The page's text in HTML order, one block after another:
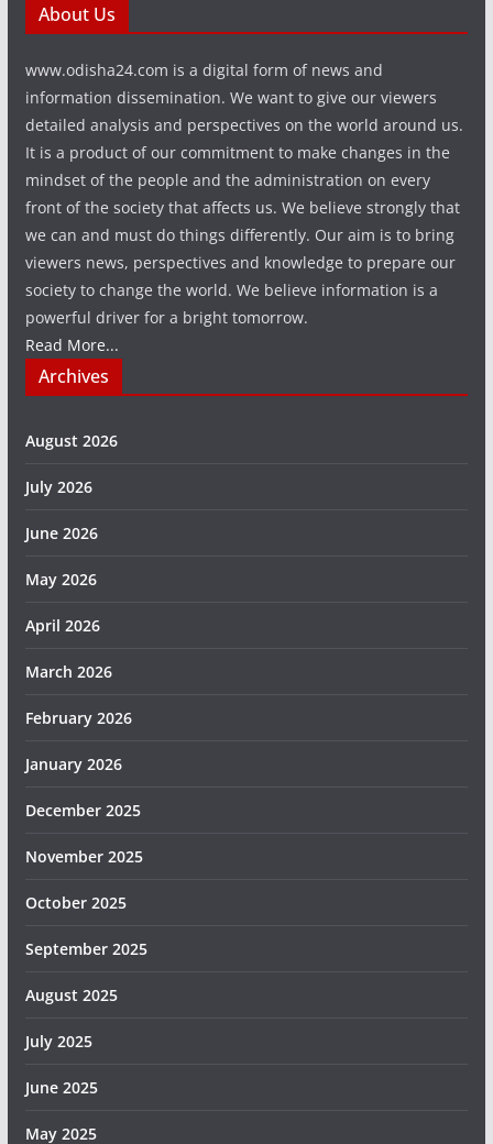
About Us
www.odisha24.com is a digital form of news and
information dissemination. We want to give our viewers
detailed analysis and perspectives on the world around us.
It is a product of our commitment to make changes in the
mindset of the people and the administration on every
front of the society that affects us. We believe strongly that
we can and must do things differently. Our aim is to bring
viewers news, perspectives and knowledge to prepare our
society to change the world. We believe information is a
powerful driver for a bright tomorrow.
Read More...
Archives
August 2026
July 2026
June 2026
May 2026
April 2026
March 2026
February 2026
January 2026
December 2025
November 2025
October 2025
September 2025
August 2025
July 2025
June 2025
May 2025